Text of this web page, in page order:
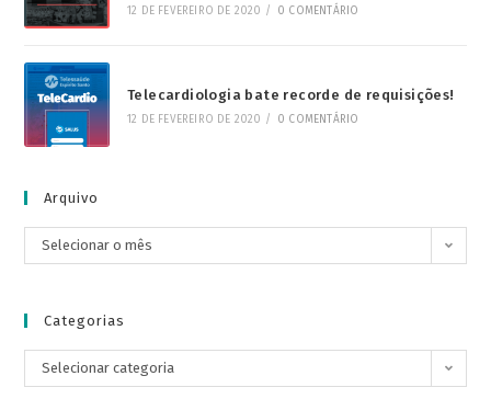
12 DE FEVEREIRO DE 2020 / 0 COMENTÁRIO
Telecardiologia bate recorde de requisições!
12 DE FEVEREIRO DE 2020 / 0 COMENTÁRIO
Arquivo
Selecionar o mês
Categorias
Selecionar categoria